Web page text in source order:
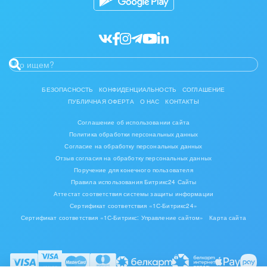
БЕЗОПАСНОСТЬ КОНФИДЕНЦИАЛЬНОСТЬ
СОГЛАШЕНИЕ
ПУБЛИЧНАЯ ОФЕРТА
О НАС КОНТАКТЫ
Соглашение об использовании сайта
Политика обработки персональных данных
Согласие на обработку персональных данных
Отзыв согласия на обработку персональных данных
Поручение для конечного пользователя
Правила использования Битрикс24 Сайты
Аттестат соответствия системы защиты информации
Сертификат соответствия «1С-Битрикс24»
Сертификат соответствия «1С-Битрикс: Управление сайтом»
Карта сайта